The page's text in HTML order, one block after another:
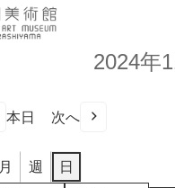
2024年
本日 次へ
月 週 日